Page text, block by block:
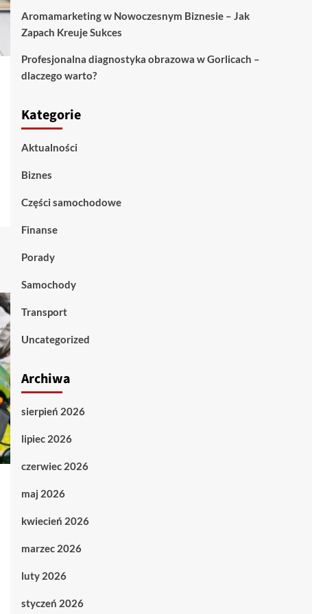
Aromamarketing w Nowoczesnym Biznesie – Jak
Zapach Kreuje Sukces
Profesjonalna diagnostyka obrazowa w Gorlicach –
dlaczego warto?
Kategorie
Aktualności
Biznes
Części samochodowe
Finanse
Porady
Samochody
Transport
Uncategorized
Archiwa
sierpień 2026
lipiec 2026
czerwiec 2026
maj 2026
kwiecień 2026
marzec 2026
luty 2026
styczeń 2026